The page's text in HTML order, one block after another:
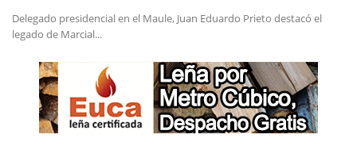
Delegado presidencial en el Maule, Juan Eduardo Prieto destacó el
legado de Marcial...